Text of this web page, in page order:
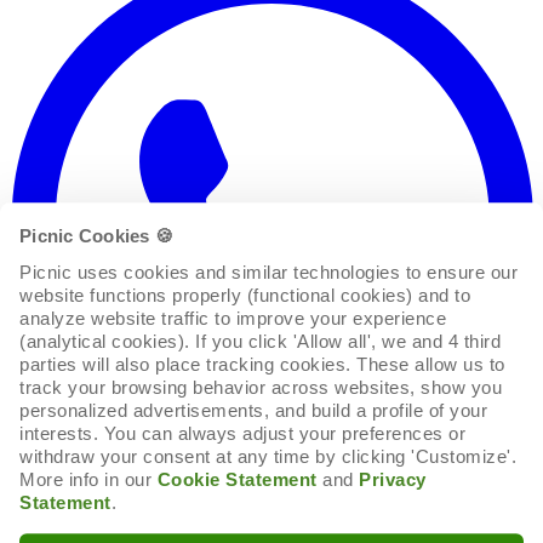
Picnic Cookies 🍪
Picnic uses cookies and similar technologies to ensure our
website functions properly (functional cookies) and to
analyze website traffic to improve your experience
(analytical cookies). If you click 'Allow all', we and 4 third
parties will also place tracking cookies. These allow us to
track your browsing behavior across websites, show you
personalized advertisements, and build a profile of your
interests. You can always adjust your preferences or
withdraw your consent at any time by clicking 'Customize'.
More info in our Cookie Statement and Privacy
Statement.